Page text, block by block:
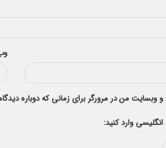
و وبسایت من در مرورگر برای زمانی که دوباره
وارد کنید: